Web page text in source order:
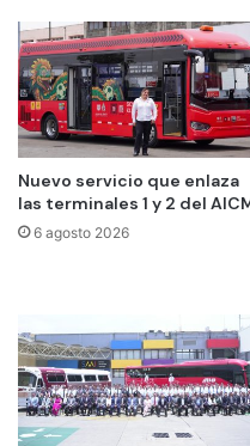
Nuevo servicio que enlaza
las terminales 1 y 2 del
6 agosto 2026